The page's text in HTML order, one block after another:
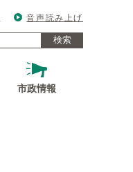
音声読み上げ
検索
市政情報